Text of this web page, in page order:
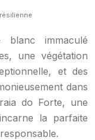
une végétation
et des
dans
do Forte, une
la parfaite